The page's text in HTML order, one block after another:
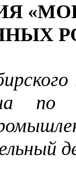
по